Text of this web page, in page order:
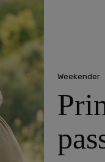
Weekender